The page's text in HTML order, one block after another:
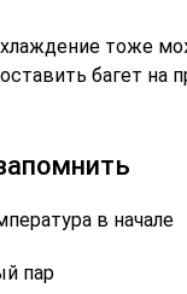
тоже
багет на
в начале
пар